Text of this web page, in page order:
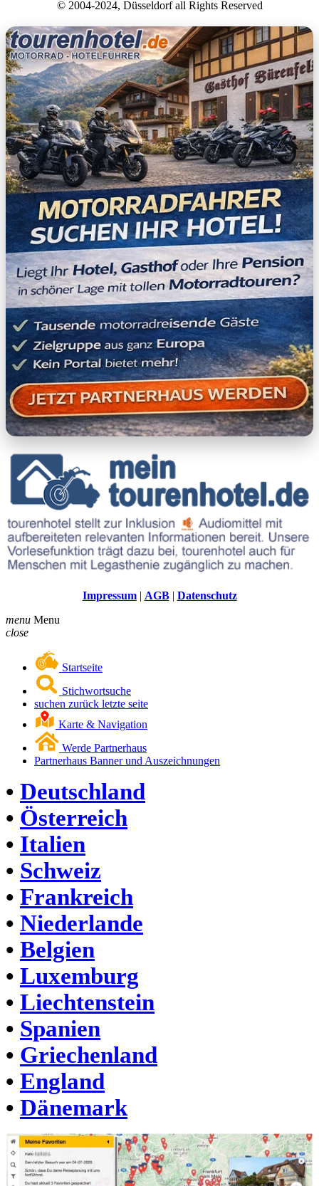
© 2004-2024, Düsseldorf all Rights Reserved
Impressum| AGB| Datenschutz
menu Menu
close
Startseite
Stichwortsuche
suchen zurück letzte seite
Karte & Navigation
Werde Partnerhaus
Partnerhaus Banner und Auszeichnungen
• Deutschland
• Österreich
• Italien
• Schweiz
• Frankreich
• Niederlande
• Belgien
• Luxemburg
• Liechtenstein
• Spanien
• Griechenland
• England
• Dänemark